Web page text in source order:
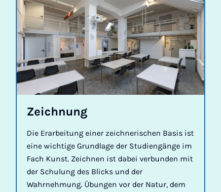
Zeich­nung
Die Erarbeitung einer zeichnerischen Basis ist
eine wichtige Grundlage der Studiengänge im
Fach Kunst. Zeichnen ist dabei verbunden mit
der Schulung des Blicks und der
Wahrnehmung. Übungen vor der Natur, dem